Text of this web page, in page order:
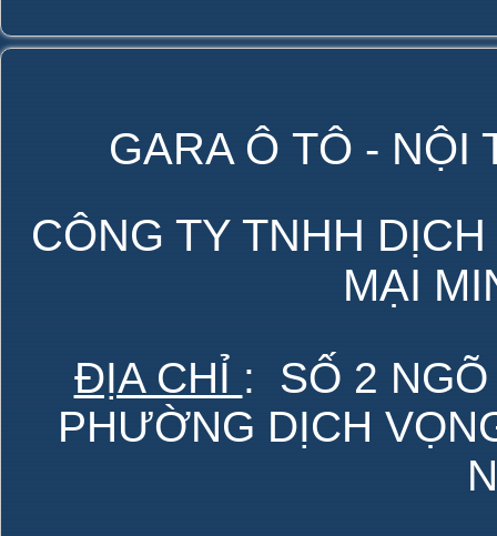
GARA Ô TÔ - NỘI
CÔNG TY TNHH
MẠI
ĐỊA CHỈ : SỐ 2 NGÕ
PHƯỜNG DỊCH